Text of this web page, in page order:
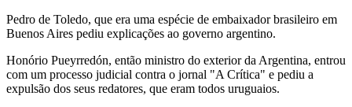
Pedro de Toledo, que era uma espécie de embaixador brasileiro em
Buenos Aires pediu explicações ao governo argentino.
Honório Pueyrredón, então ministro do exterior da Argentina, entrou
com um processo judicial contra o jornal "A Crítica" e pediu a
expulsão dos seus redatores, que eram todos uruguaios.